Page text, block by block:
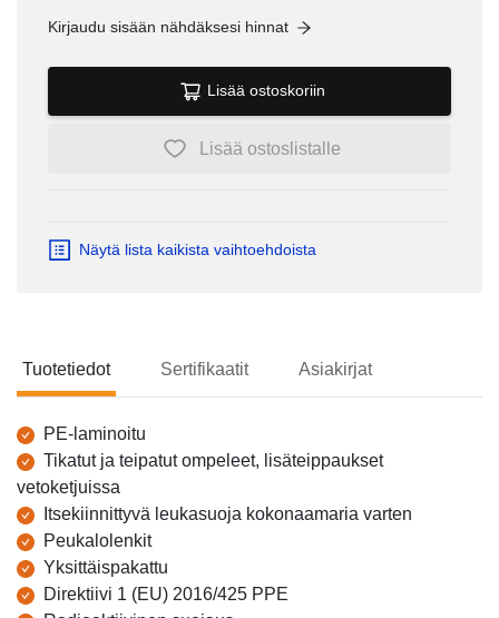
Kirjaudu sisään nähdäksesi hinnat
Lisää ostoskoriin
Lisää ostoslistalle
Näytä lista kaikista vaihtoehdoista
Tuotetiedot Sertifikaatit Asiakirjat
Tuotetiedot
PE-laminoitu
Tikatut ja teipatut ompeleet, lisäteippaukset
vetoketjuissa
Itsekiinnittyvä leukasuoja kokonaamaria varten
Peukalolenkit
Yksittäispakattu
Direktiivi 1 (EU) 2016/425 PPE